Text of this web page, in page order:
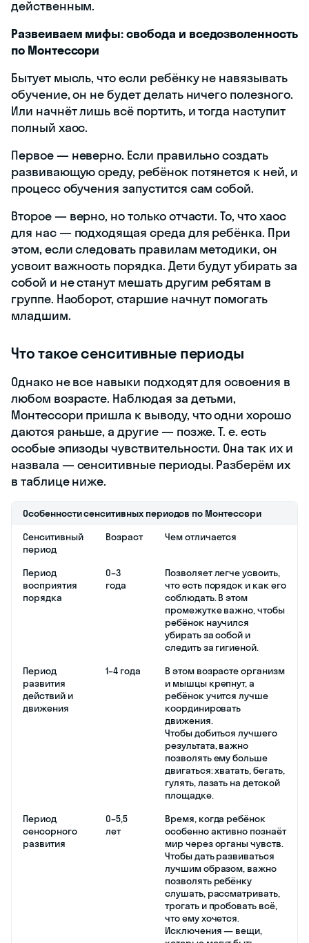
действенным.
Развеиваем мифы: свобода и вседозволенность
по Монтессори
Бытует мысль, что если ребёнку не навязывать
обучение, он не будет делать ничего полезного.
Или начнёт лишь всё портить, и тогда наступит
полный хаос.
Первое — неверно. Если правильно создать
развивающую среду, ребёнок потянется к ней, и
процесс обучения запустится сам собой.
Второе — верно, но только отчасти. То, что хаос
для нас — подходящая среда для ребёнка. При
этом, если следовать правилам методики, он
усвоит важность порядка. Дети будут убирать за
собой и не станут мешать другим ребятам в
группе. Наоборот, старшие начнут помогать
младшим.
Что такое сенситивные периоды
Однако не все навыки подходят для освоения в
любом возрасте. Наблюдая за детьми,
Монтессори пришла к выводу, что одни хорошо
даются раньше, а другие — позже. Т. е. есть
особые эпизоды чувствительности. Она так их и
назвала — сенситивные периоды. Разберём их
в таблице ниже.
Особенности сенситивных периодов по Монтессори
Сенситивный
период
Возраст Чем отличается
Период
восприятия
порядка
0–3
года
Позволяет легче усвоить,
что есть порядок и как его
соблюдать. В этом
промежутке важно, чтобы
ребёнок научился
убирать за собой и
следить за гигиеной.
Период
развития
действий и
движения
1–4 года
В этом возрасте организм
и мышцы крепнут, а
ребёнок учится лучше
координировать
движения.
Чтобы добиться лучшего
результата, важно
позволять ему больше
двигаться: хватать, бегать,
гулять, лазать на детской
площадке.
Период
сенсорного
развития
0–5,5
лет
Время, когда ребёнок
особенно активно познаёт
мир через органы чувств.
Чтобы дать развиваться
лучшим образом, важно
позволять ребёнку
слушать, рассматривать,
трогать и пробовать всё,
что ему хочется.
Исключения — вещи,